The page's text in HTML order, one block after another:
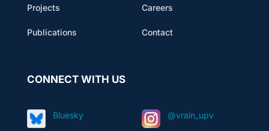
Projects
Publications
Careers
Contact
CONNECT WITH US
Bluesky @vrain_upv